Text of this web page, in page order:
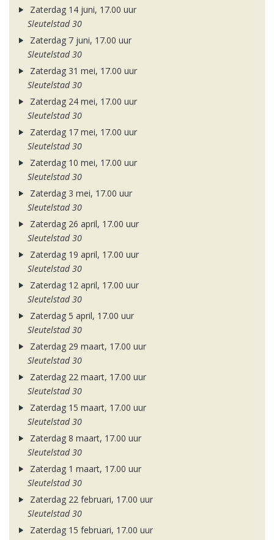
Zaterdag 14 juni, 17.00 uur
Sleutelstad 30
Zaterdag 7 juni, 17.00 uur
Sleutelstad 30
Zaterdag 31 mei, 17.00 uur
Sleutelstad 30
Zaterdag 24 mei, 17.00 uur
Sleutelstad 30
Zaterdag 17 mei, 17.00 uur
Sleutelstad 30
Zaterdag 10 mei, 17.00 uur
Sleutelstad 30
Zaterdag 3 mei, 17.00 uur
Sleutelstad 30
Zaterdag 26 april, 17.00 uur
Sleutelstad 30
Zaterdag 19 april, 17.00 uur
Sleutelstad 30
Zaterdag 12 april, 17.00 uur
Sleutelstad 30
Zaterdag 5 april, 17.00 uur
Sleutelstad 30
Zaterdag 29 maart, 17.00 uur
Sleutelstad 30
Zaterdag 22 maart, 17.00 uur
Sleutelstad 30
Zaterdag 15 maart, 17.00 uur
Sleutelstad 30
Zaterdag 8 maart, 17.00 uur
Sleutelstad 30
Zaterdag 1 maart, 17.00 uur
Sleutelstad 30
Zaterdag 22 februari, 17.00 uur
Sleutelstad 30
Zaterdag 15 februari, 17.00 uur